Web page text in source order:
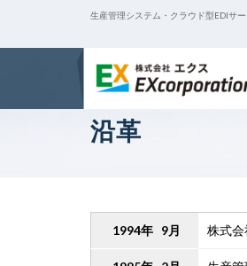
生産管理システム・クラウド型EDIサ
沿革
1994年 9月 株式